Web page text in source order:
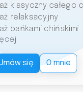
klasyczny całego
relaksacyjny
bańkami chińskimi
się O mnie